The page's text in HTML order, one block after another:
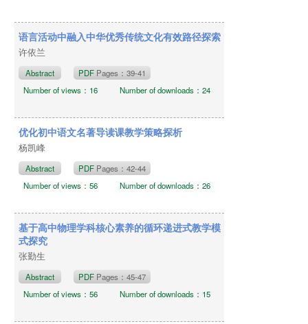
语言活动中融入中华优秀传统文化有效路径探索
许依兰
Abstract PDF Pages：39-41
Number of views：16
Number of downloads：24
优化初中语文名著导读课教学策略探析
杨凯峰
Abstract PDF Pages：42-44
Number of views：56
Number of downloads：26
基于高中物理学科核心素养的循环递进式教学模
式探究
张勤生
Abstract PDF Pages：45-47
Number of views：56
Number of downloads：15